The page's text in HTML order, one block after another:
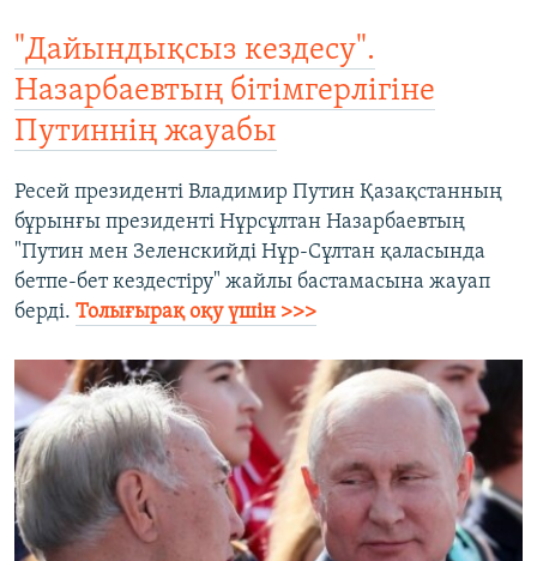
"Дайындықсыз кездесу".
Назарбаевтың бітімгерлігіне
Путиннің жауабы​
Ресей президенті Владимир Путин Қазақстанның
бұрынғы президенті Нұрсұлтан Назарбаевтың
"Путин мен Зеленскийді Нұр-Сұлтан қаласында
бетпе-бет кездестіру" жайлы бастамасына жауап
берді. Толығырақ оқу үшін >>>